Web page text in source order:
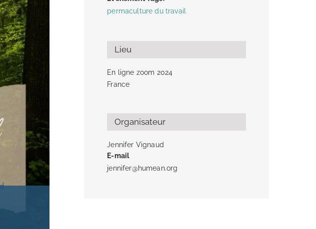
permaculture du travail
Lieu
En ligne zoom 2024
France
Organisateur
Jennifer Vignaud
E-mail
jennifer@humean.org